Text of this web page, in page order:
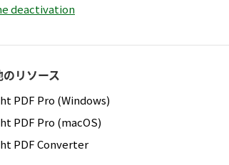
deactivation
リソース
PDF Pro (Windows)
PDF Pro (macOS)
PDF Converter